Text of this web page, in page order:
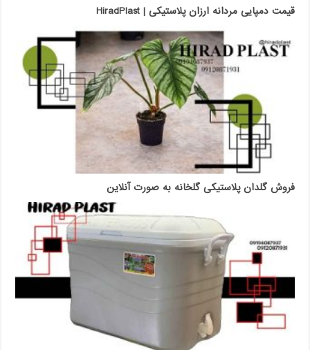
قیمت دمپایی مردانه ارزان پلاستیکی | HiradPlast
فروش گلدان پلاستیکی گلخانه به صورت آنلاین